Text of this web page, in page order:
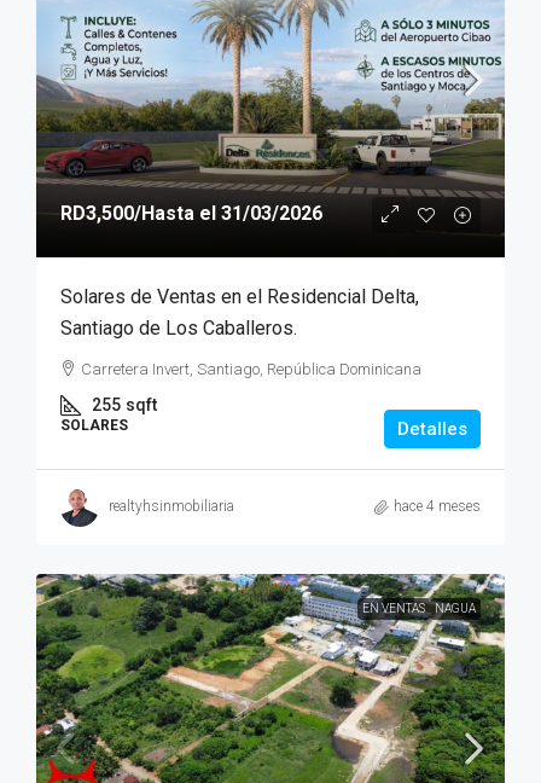
RD3,500/Hasta el 31/03/2026
Solares de Ventas en el Residencial Delta,
Santiago de Los Caballeros.
Carretera Invert, Santiago, República Dominicana
255 sqft
SOLARES Detalles
realtyhsinmobiliaria hace 4 meses
EN VENTAS NAGUA